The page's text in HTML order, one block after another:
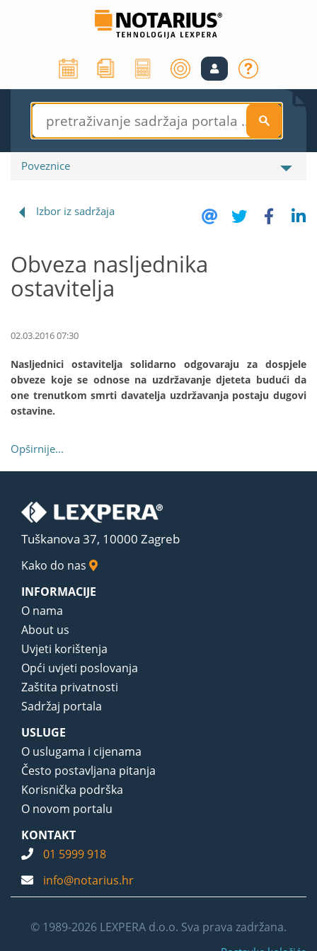
S
Poveznice
Izbor iz sadržaja
Obveza nasljednika
ostavitelja
02.03.2016 07:30
Nasljednici ostavitelja solidarno odgovaraju za dospjele
obveze koje se odnose na uzdržavanje djeteta budući da
one trenutkom smrti davatelja uzdržavanja postaju dugovi
ostavine.
Opširnije...
Tuškanova 37, 10000 Zagreb
Kako do nas
INFORMACIJE
O nama
About us
Uvjeti korištenja
Opći uvjeti poslovanja
Zaštita privatnosti
Sadržaj portala
USLUGE
O uslugama i cijenama
Često postavljana pitanja
Korisnička podrška
O novom portalu
KONTAKT
01 5999 918
info@notarius.hr
© 1989-2026 LEXPERA d.o.o. Sva prava zadržana.